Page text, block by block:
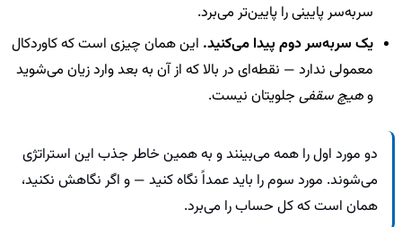
سربه‌سر پایینی را پایین‌تر می‌برد.
یک سربه‌سر دوم پیدا می‌کنید. این همان چیزی است که کاوردکال
معمولی ندارد — نقطه‌ای در بالا که از آن به بعد وارد زیان می‌شوید
وهیچ سقفی جلویتان نیست.
دو مورد اول را همه می‌بینند و به همین خاطر جذب این استراتژی
می‌شوند. مورد سوم را باید عمداً نگاه کنید — و اگر نگاهش نکنید،
همان است که کل حساب را می‌برد.